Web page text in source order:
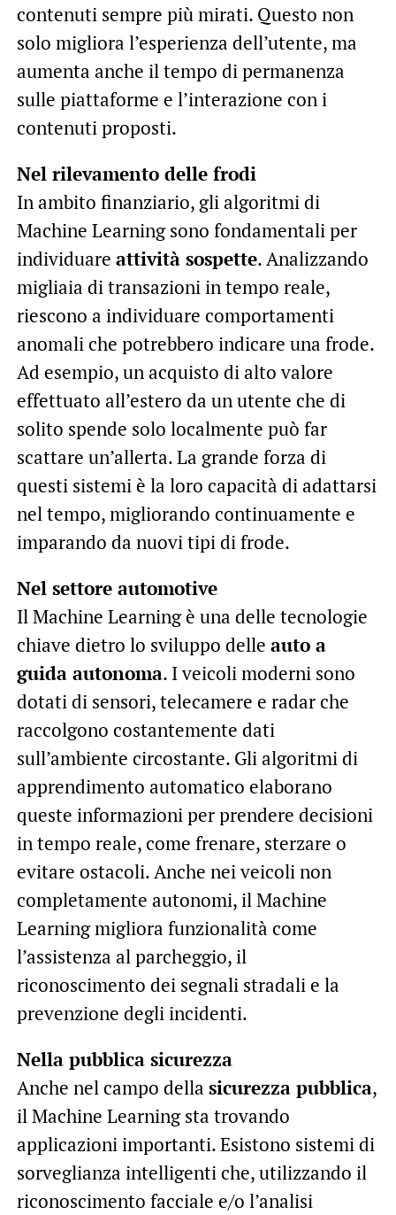
contenuti sempre più mirati. Questo non
solo migliora l’esperienza dell’utente, ma
aumenta anche il tempo di permanenza
sulle piattaforme e l’interazione con i
contenuti proposti.
Nel rilevamento delle frodi
In ambito finanziario, gli algoritmi di
Machine Learning sono fondamentali per
individuare attività sospette. Analizzando
migliaia di transazioni in tempo reale,
riescono a individuare comportamenti
anomali che potrebbero indicare una frode.
Ad esempio, un acquisto di alto valore
effettuato all’estero da un utente che di
solito spende solo localmente può far
scattare un’allerta. La grande forza di
questi sistemi è la loro capacità di adattarsi
nel tempo, migliorando continuamente e
imparando da nuovi tipi di frode.
Nel settore automotive
Il Machine Learning è una delle tecnologie
chiave dietro lo sviluppo delle auto a
guida autonoma. I veicoli moderni sono
dotati di sensori, telecamere e radar che
raccolgono costantemente dati
sull’ambiente circostante. Gli algoritmi di
apprendimento automatico elaborano
queste informazioni per prendere decisioni
in tempo reale, come frenare, sterzare o
evitare ostacoli. Anche nei veicoli non
completamente autonomi, il Machine
Learning migliora funzionalità come
l’assistenza al parcheggio, il
riconoscimento dei segnali stradali e la
prevenzione degli incidenti.
Nella pubblica sicurezza
Anche nel campo della sicurezza pubblica,
il Machine Learning sta trovando
applicazioni importanti. Esistono sistemi di
sorveglianza intelligenti che, utilizzando il
riconoscimento facciale e/o l’analisi